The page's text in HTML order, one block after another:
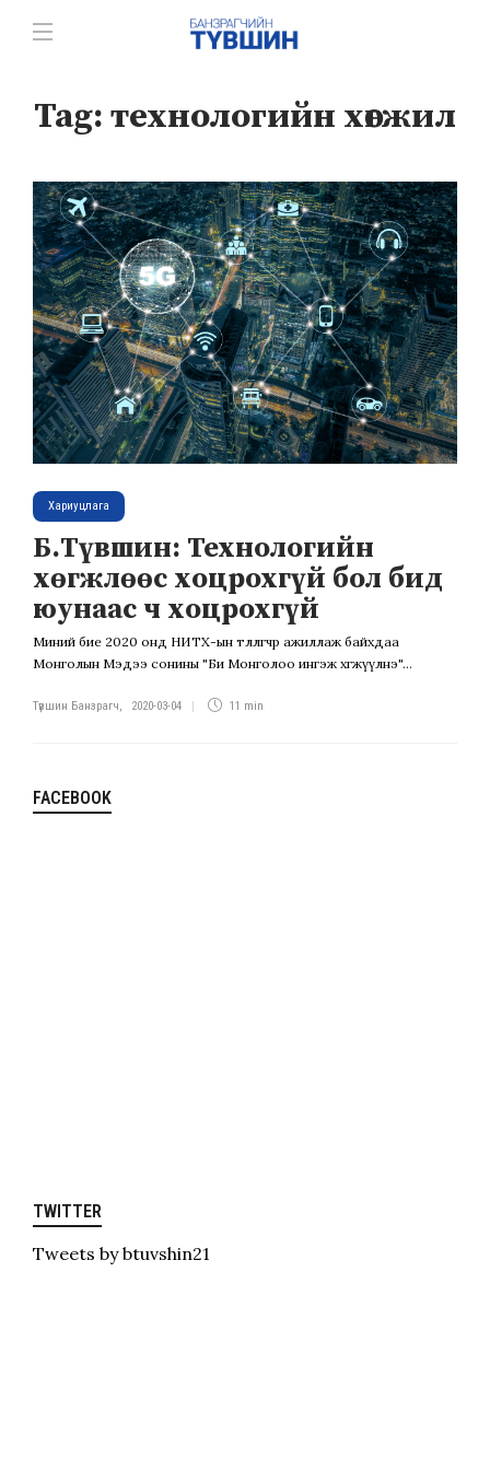
Tag: технологийн хөгжил
Хариуцлага
Б.Түвшин: Технологийн
хөгжлөөс хоцрохгүй бол бид
юунаас ч хоцрохгүй
Миний бие 2020 онд НИТХ-ын төлөөлөгчөөр ажиллаж байхдаа
Монголын Мэдээ сонины "Би Монголоо ингэж хөгжүүлнэ"...
Түвшин Банзрагч, 2020-03-04 11 min
FACEBOOK
TWITTER
Tweets by btuvshin21